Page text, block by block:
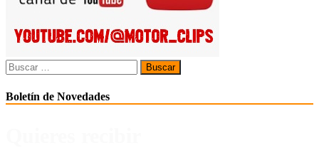
Countryman
híbrido
de
MINI
Buscar:
Boletín de Novedades